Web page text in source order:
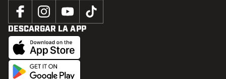
DESCARGAR LA APP